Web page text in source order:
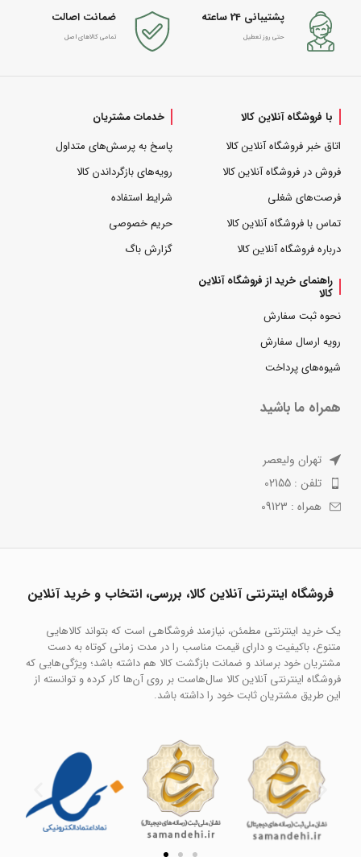
پشتیبانی 24 ساعته
حتی روز تعطیل
ضمانت اصالت
تمامی کالاهای اصل
با فروشگاه آنلاین کالا
اتاق خبر فروشگاه آنلاین کالا
فروش در فروشگاه آنلاین کالا
فرصت‌های شغلی
تماس با فروشگاه آنلاین کالا
درباره فروشگاه آنلاین کالا
خدمات مشتریان
پاسخ به پرسش‌های متداول
رویه‌های بازگرداندن کالا
شرایط استفاده
حریم خصوصی
گزارش باگ
راهنمای خرید از فروشگاه آنلاین
کالا
نحوه ثبت سفارش
رویه ارسال سفارش
شیوه‌های پرداخت
همراه ما باشید
تهران ولیعصر
تلفن : 02155
همراه : 09123
فروشگاه اینترنتی آنلاین کالا، بررسی، انتخاب و خرید آنلاین
یک خرید اینترنتی مطمئن، نیازمند فروشگاهی است که بتواند کالاهایی
متنوع، باکیفیت و دارای قیمت مناسب را در مدت زمانی کوتاه به دست
مشتریان خود برساند و ضمانت بازگشت کالا هم داشته باشد؛ ویژگی‌هایی که
فروشگاه اینترنتی آنلاین کالا سال‌هاست بر روی آن‌ها کار کرده و توانسته از
این طریق مشتریان ثابت خود را داشته باشد.